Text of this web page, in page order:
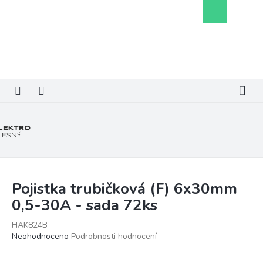
košík
Pojistka trubičková (F) 6x30mm
0,5-30A - sada 72ks
HAK824B
Průměrné
Neohodnoceno Podrobnosti hodnocení